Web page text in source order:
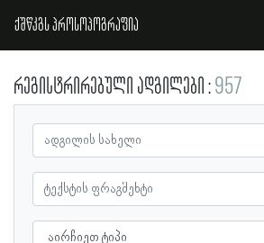
ქშწკგს პროსოპოგრაფია
რეგისტრირებული ადგილები 957